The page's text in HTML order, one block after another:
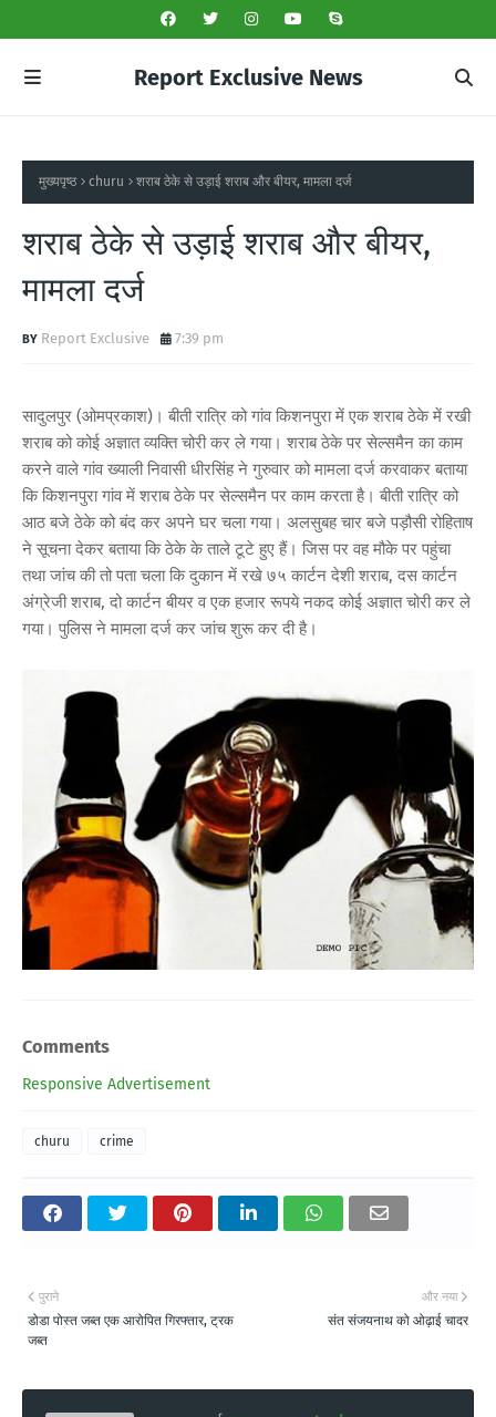
Report Exclusive News
मुख्यपृष्ठ churu शराब ठेके से उड़ाई शराब और बीयर, मामला दर्ज
शराब ठेके से उड़ाई शराब और बीयर,
मामला दर्ज
Report Exclusive 7:39 pm
सादुलपुर (ओमप्रकाश)। बीती रात्रि को गांव किशनपुरा में एक शराब ठेके में रखी
शराब को कोई अज्ञात व्यक्ति चोरी कर ले गया। शराब ठेके पर सेल्समैन का काम
करने वाले गांव ख्याली निवासी धीरसिंह ने गुरुवार को मामला दर्ज करवाकर बताया
कि किशनपुरा गांव में शराब ठेके पर सेल्समैन पर काम करता है। बीती रात्रि को
आठ बजे ठेके को बंद कर अपने घर चला गया। अलसुबह चार बजे पड़ौसी रोहिताष
ने सूचना देकर बताया कि ठेके के ताले टूटे हुए हैं। जिस पर वह मौके पर पहुंचा
तथा जांच की तो पता चला कि दुकान में रखे ७५ कार्टन देशी शराब, दस कार्टन
अंग्रेजी शराब, दो कार्टन बीयर व एक हजार रूपये नकद कोई अज्ञात चोरी कर ले
गया। पुलिस ने मामला दर्ज कर जांच शुरू कर दी है।
Comments
Responsive Advertisement
churu crime
और नया
संत संजयनाथ को ओढ़ाई चादर
पुराने
डोडा पोस्त जब्त एक आरोपित गिरफ्तार, ट्रक
जब्त